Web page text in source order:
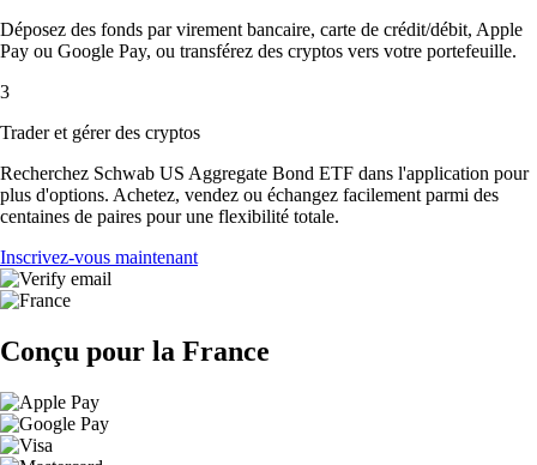
Déposez des fonds par virement bancaire, carte de crédit/débit, Apple
Pay ou Google Pay, ou transférez des cryptos vers votre portefeuille.
3
Trader et gérer des cryptos
Recherchez Schwab US Aggregate Bond ETF dans l'application pour
plus d'options. Achetez, vendez ou échangez facilement parmi des
centaines de paires pour une flexibilité totale.
Inscrivez-vous maintenant
Conçu pour la France